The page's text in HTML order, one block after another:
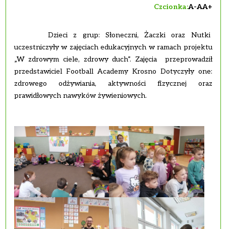
Czcionka:A-AA+
Dzieci z grup: Słoneczni, Żaczki oraz Nutki
uczestniczyły w zajęciach edukacyjnych w ramach projektu
„W zdrowym ciele, zdrowy duch”. Zajęcia przeprowadził
przedstawiciel Football Academy Krosno Dotyczyły one:
zdrowego odżywiania, aktywności fizycznej oraz
prawidłowych nawyków żywieniowych.